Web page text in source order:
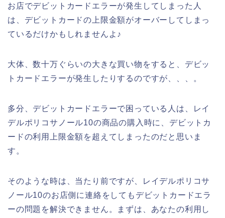
お店でデビットカードエラーが発生してしまった人
は、デビットカードの上限金額がオーバーしてしまっ
ているだけかもしれませんよ♪
大体、数十万ぐらいの大きな買い物をすると、デビッ
トカードエラーが発生したりするのですが、、、。
多分、デビットカードエラーで困っている人は、レイ
デルポリコサノール10の商品の購入時に、デビットカ
ードの利用上限金額を超えてしまったのだと思いま
す。
そのような時は、当たり前ですが、レイデルポリコサ
ノール10のお店側に連絡をしてもデビットカードエラ
ーの問題を解決できません。まずは、あなたの利用し